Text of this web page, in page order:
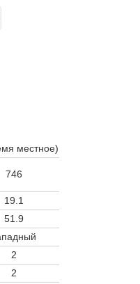
местное)
746
19.1
51.9
2
2